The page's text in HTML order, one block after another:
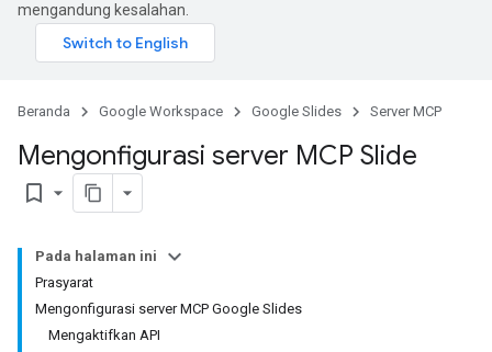
mengandung kesalahan.
Beranda Google Workspace Google Slides Server MCP
Mengonfigurasi server MCP Slide
bookmark_border
Pada halaman ini
Prasyarat
Mengonfigurasi server MCP Google Slides
Mengaktifkan API